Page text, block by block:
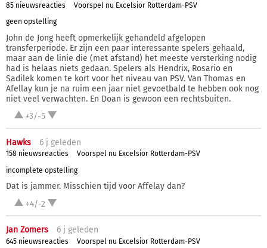
85 nieuwsreacties
Voorspel nu Excelsior Rotterdam-PSV
geen opstelling
John de Jong heeft opmerkelijk gehandeld afgelopen
transferperiode. Er zijn een paar interessante spelers gehaald,
maar aan de linie die (met afstand) het meeste versterking nodig
had is helaas niets gedaan. Spelers als Hendrix, Rosario en
Sadilek komen te kort voor het niveau van PSV. Van Thomas en
Afellay kun je na ruim een jaar niet gevoetbald te hebben ook nog
niet veel verwachten. En Doan is gewoon een rechtsbuiten.
+3/-5
Hawks 6 j geleden
158 nieuwsreacties
Voorspel nu Excelsior Rotterdam-PSV
incomplete opstelling
Dat is jammer. Misschien tijd voor Affelay dan?
+4/-2
Jan Zomers 6 j geleden
645 nieuwsreacties
Voorspel nu Excelsior Rotterdam-PSV